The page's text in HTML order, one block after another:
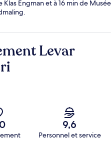
Engman et à 16 min de Musée
Levar
9,6
Personnel et service